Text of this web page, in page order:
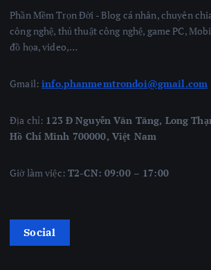
Phần Mềm Trọn Đời - Blog cá nhân, chuyên
công nghệ, thủ thuật công nghệ, game PC,
đồ họa, video,…
Gmail:info.phanmemtrondoi@gmail.com
Địa chỉ: 123 Đ Nguyễn Văn Tăng, Long
Hồ Chí Minh 700000, Việt Nam
Giờ làm việc:T2-CN: 09:00 – 17:00
Social